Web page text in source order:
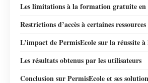
Les limitations à la formation gratuite en
Restrictions d’accès à certaines ressources
L’impact de PermisEcole sur la réussite à
Les résultats obtenus par les utilisateurs
Conclusion sur PermisEcole et ses